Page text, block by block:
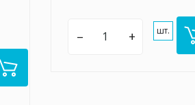
– + шт.